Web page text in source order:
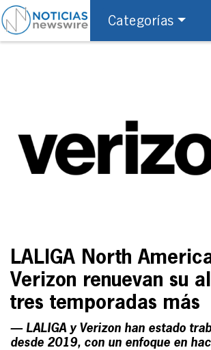
Categorías
LALIGA North
Verizon renuevan su
tres temporadas más
— LALIGA y Verizon han estado
desde 2019, con un enfoque en